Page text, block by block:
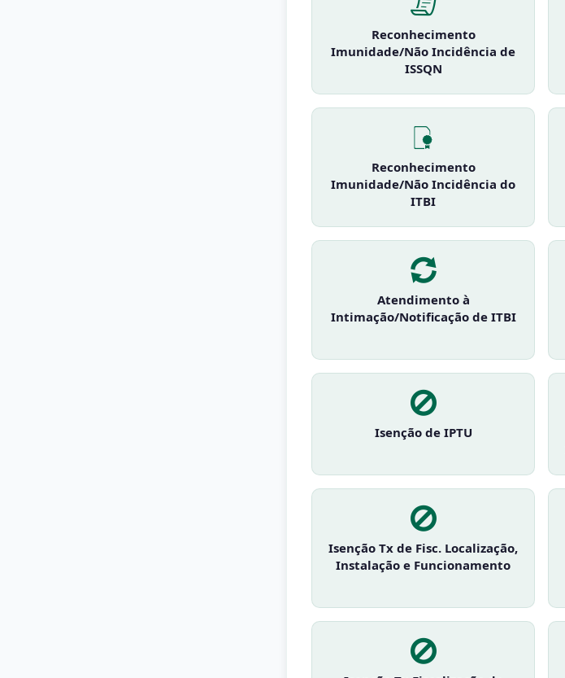
Reconhecimento
Imunidade/Não Incidência de
ISSQN
Reconhecimento
Imunidade/Não Incidência do
ITBI
Atendimento à
Intimação/Notificação de ITBI
Isenção de IPTU
Isenção Tx de Fisc. Localização,
Instalação e Funcionamento